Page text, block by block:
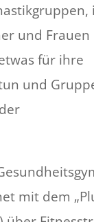
und Frauen
für ihre
und
mit dem